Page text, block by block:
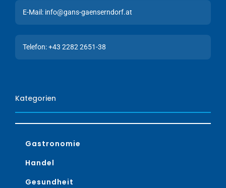
E-Mail: info@gans-gaenserndorf.at
Telefon: +43 2282 2651-38
Kategorien
Gastronomie
Handel
Gesundheit